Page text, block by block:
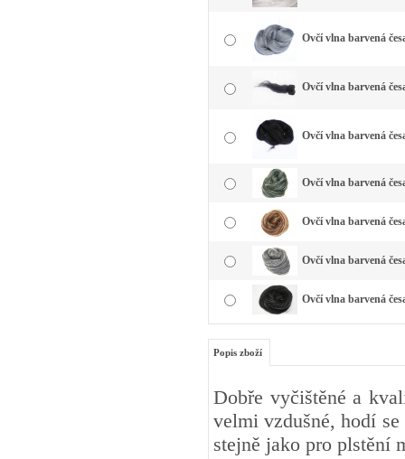
Ovčí vlna barvená
Ovčí vlna barvená
Ovčí vlna barvená
Ovčí vlna barvená
Ovčí vlna barvená
Ovčí vlna barvená
Ovčí vlna barvená
Popis zboží
Dobře vyčištěné a
velmi vzdušné, hodí
stejně jako pro plstění